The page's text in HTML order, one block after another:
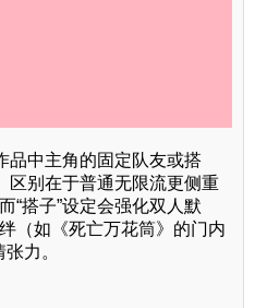
品中主角的固定队友或搭
区别在于普通无限流更侧重
“搭子”设定会强化双人默
（如《死亡万花筒》的门内
力。